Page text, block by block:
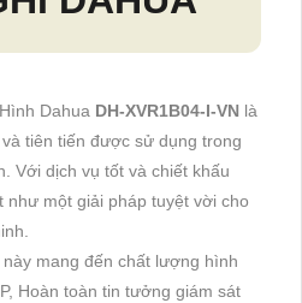
Dahua DH-XVR1B04-I-VN là
tiên tiến được sử dụng trong
Với dịch vụ tốt và chiết khấu
một giải pháp tuyệt vời cho
mang đến chất lượng hình
Hoàn toàn tin tưởng giám sát